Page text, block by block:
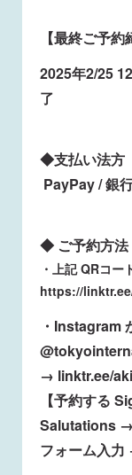
【最終ご予
2025年2/25
了
◆支払い法方
PayPay / 銀
◆ ご予約方
・上記 QRコ
https://
・Instagram
→ linktr.ee/
【予約する
Salutations →
フォーム入